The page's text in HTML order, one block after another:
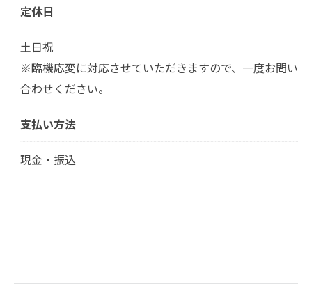
定休日
土日祝
※臨機応変に対応させていただきますので、一度お問い
合わせください。
支払い方法
現金・振込